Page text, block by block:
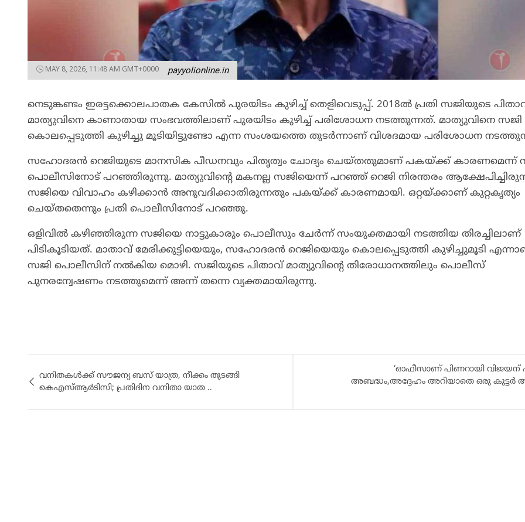
MAY 8, 2026, 11:48 AM GMT+0000 payyolionline.in
നെടുങ്കണ്ടം ഇരട്ടക്കൊലപാതക കേസിൽ പുരയിടം കുഴിച്ച് തെളിവെടുപ്പ്. 2018ൽ പ്രതി സജിയുടെ
മാത്യുവിനെ കാണാതായ സംഭവത്തിലാണ് പുരയിടം കുഴിച്ച് പരിശോധന നടത്തുന്നത്. മാത്യുവിനെ സജി
കൊലപ്പെടുത്തി കുഴിച്ചു മൂടിയിട്ടുണ്ടോ എന്ന സംശയത്തെ തുടർന്നാണ് വിശദമായ പരിശോധന
സഹോദരൻ റെജിയുടെ മാനസിക പീഡനവും പിതൃത്വം ചോദ്യം ചെയ്തതുമാണ് പകയ്ക്ക് കാരണമെന്ന്
പൊലീസിനോട് പറഞ്ഞിരുന്നു. മാത്യുവിന്റെ മകനല്ല സജിയെന്ന് പറഞ്ഞ് റെജി നിരന്തരം
സജിയെ വിവാഹം കഴിക്കാൻ അനുവദിക്കാതിരുന്നതും പകയ്ക്ക് കാരണമായി. ഒറ്റയ്ക്കാണ് കുറ്റകൃത്യം
ചെയ്തതെന്നും പ്രതി പൊലീസിനോട് പറഞ്ഞു.
ഒളിവിൽ കഴിഞ്ഞിരുന്ന സജിയെ നാട്ടുകാരും പൊലീസും ചേർന്ന് സംയുക്തമായി നടത്തിയ തിരച്ചിലാണ്
പിടികൂടിയത്. മാതാവ് മേരിക്കുട്ടിയെയും, സഹോദരൻ റെജിയെയും കൊലപ്പെടുത്തി കുഴിച്ചുമൂടി
സജി പൊലീസിന് നൽകിയ മൊഴി. സജിയുടെ പിതാവ് മാത്യുവിന്റെ തിരോധാനത്തിലും പൊലീസ്
പുനരന്വേഷണം നടത്തുമെന്ന് അന്ന് തന്നെ വ്യക്തമായിരുന്നു.
വനിതകള്‍ക്ക് സൗജന്യ ബസ് യാത്ര, നീക്കം തുടങ്ങി
കെഎസ്ആർടിസി; പ്രതിദിന വനിതാ യാത ..
‘ഓഫീസാണ് പിണറായി വിജയന്
അബദ്ധം,അദ്ദേഹം അറിയാതെ ഒരു കൂട്ടർ